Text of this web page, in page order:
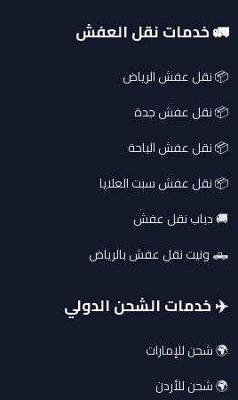
🚛 خدمات نقل العفش
📦 نقل عفش الرياض
📦 نقل عفش جدة
📦 نقل عفش الباحة
📦 نقل عفش سبت العلايا
🚚 دباب نقل عفش
🛻 ونيت نقل عفش بالرياض
✈️ خدمات الشحن الدولي
🌍 شحن للإمارات
🌍 شحن للأردن